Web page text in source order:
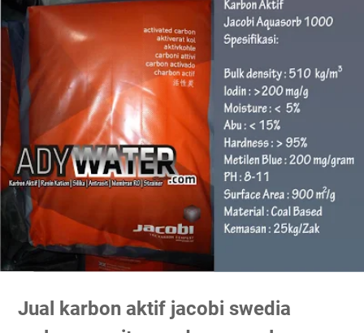
Jual karbon aktif jacobi swedia